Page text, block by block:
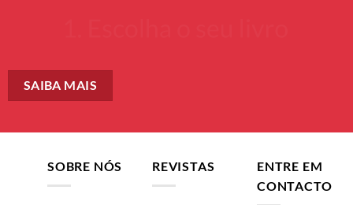
SAIBA MAIS
SOBRE NÓS REVISTAS
ENTRE EM
CONTACTO